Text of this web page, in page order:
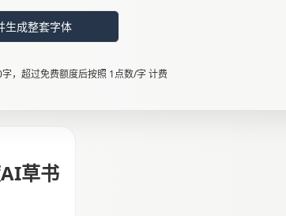
生成整套字体
，超过免费额度后按照 1点数/字 计费
草书